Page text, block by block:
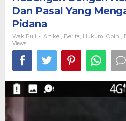
Hak
Asasi
Dan
Yang
Mengatur
Hukum
Pidana
Dan Pasal Yang
Pidana
Wak Puji - Artikel Berita Hukum Opini
Views